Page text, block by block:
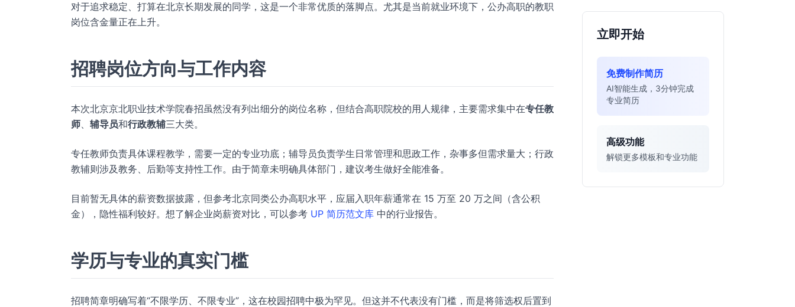
对于追求稳定、打算在北京长期发展的同学，这是一个非常优质的落脚点。尤其是当前就业环境下，公办高职的教职
岗位含金量正在上升。
招聘岗位方向与工作内容
本次北京京北职业技术学院春招虽然没有列出细分的岗位名称，但结合高职院校的用人规律，主要需求集中在专任教
师、 辅导员和行政教辅三大类。
专任教师负责具体课程教学，需要一定的专业功底；辅导员负责学生日常管理和思政工作，杂事多但需求量大；行政
教辅则涉及教务、后勤等支持性工作。由于简章未明确具体部门，建议考生做好全能准备。
目前暂无具体的薪资数据披露，但参考北京同类公办高职水平，应届入职年薪通常在 15 万至 20 万之间（含公积
金），隐性福利较好。想了解企业岗薪资对比，可以参考 UP 简历范文库 中的行业报告。
学历与专业的真实门槛
招聘简章明确写着“不限学历、不限专业”，这在校园招聘中极为罕见。但这并不代表没有门槛，而是将筛选权后置到
成长路径，助你判断是否
立即开始
免费制作简历
AI智能生成，3分钟完成
专业简历
高级功能
解锁更多模板和专业功能